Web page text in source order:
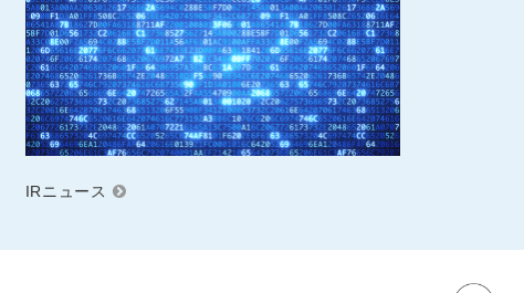
IRニュース